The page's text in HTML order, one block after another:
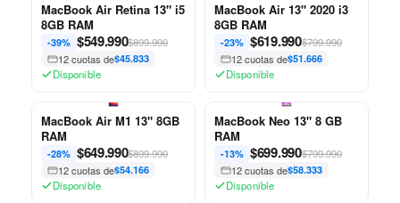
MacBook Air Retina 13" i5
8GB RAM
-39% $549.990$899.990
12 cuotas de$45.833
Disponible
MacBook Air 13" 2020 i3
8GB RAM
-23% $619.990$799.990
12 cuotas de$51.666
Disponible
MacBook Air M1 13" 8GB
RAM
-28% $649.990$899.990
12 cuotas de$54.166
Disponible
MacBook Neo 13" 8 GB
RAM
-13% $699.990$799.990
12 cuotas de$58.333
Disponible